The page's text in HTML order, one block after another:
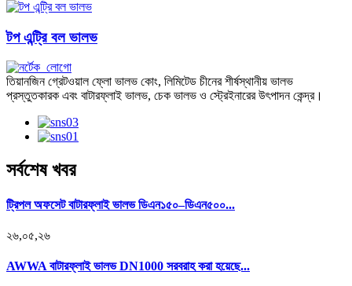
টপ এন্ট্রি বল ভালভ
তিয়ানজিন গ্রেটওয়াল ফ্লো ভালভ কোং, লিমিটেড চীনের শীর্ষস্থানীয় ভালভ
প্রস্তুতকারক এবং বাটারফ্লাই ভালভ, চেক ভালভ ও স্ট্রেইনারের উৎপাদন কেন্দ্র।
সর্বশেষ খবর
ট্রিপল অফসেট বাটারফ্লাই ভালভ ডিএন১৫০–ডিএন৫০০...
২৬,০৫,২৬
AWWA বাটারফ্লাই ভালভ DN1000 সরবরাহ করা হয়েছে...